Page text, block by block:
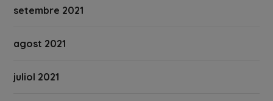
setembre 2021
agost 2021
juliol 2021